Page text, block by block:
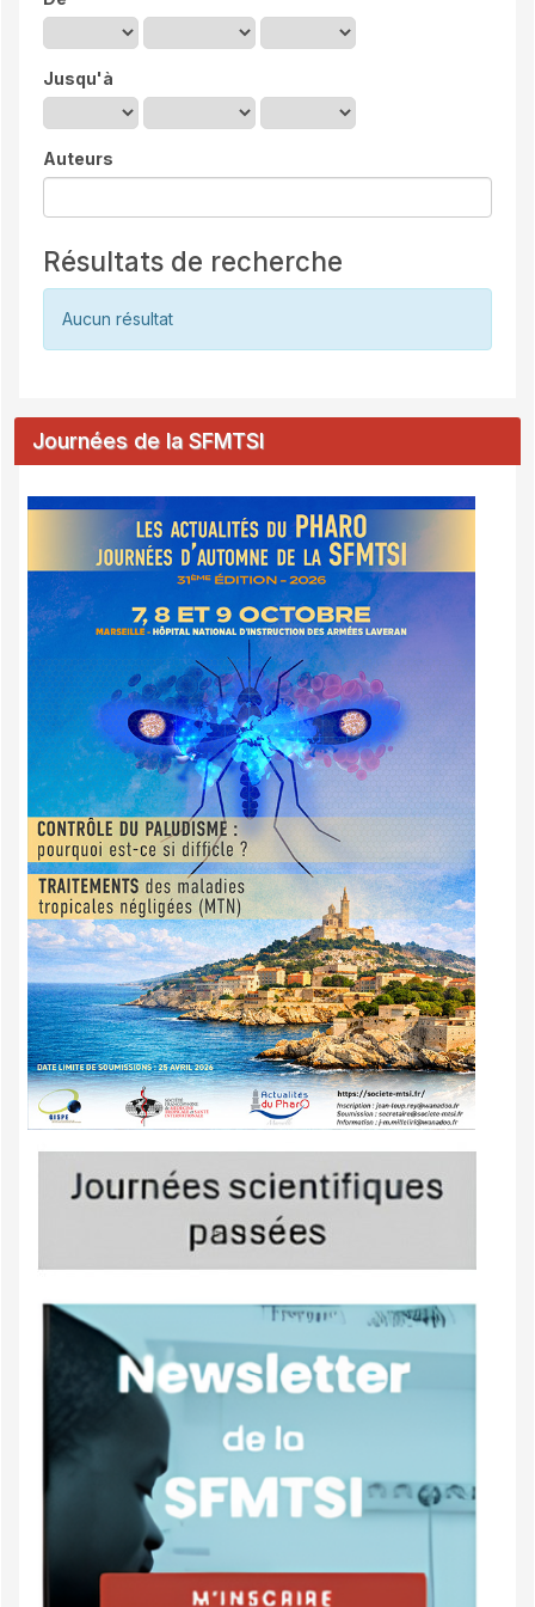
Jusqu'à
Auteurs
Résultats de recherche
Aucun résultat
Journées de la SFMTSI